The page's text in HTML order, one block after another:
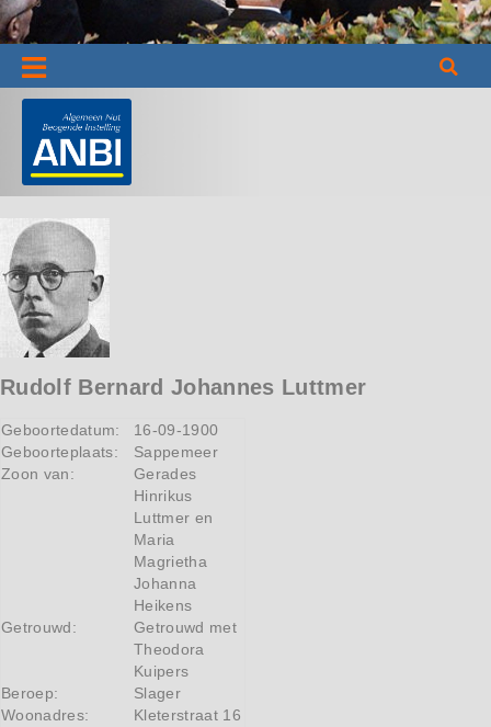
Informatie
Rudolf Bernard Johannes Luttmer
Geboortedatum:
16-09-1900
Geboorteplaats:
Sappemeer
Zoon van:
Gerades
Hinrikus
Luttmer en
Maria
Magrietha
Johanna
Heikens
Getrouwd:
Getrouwd met
Theodora
Kuipers
Beroep:
Slager
Woonadres:
Kleterstraat 16